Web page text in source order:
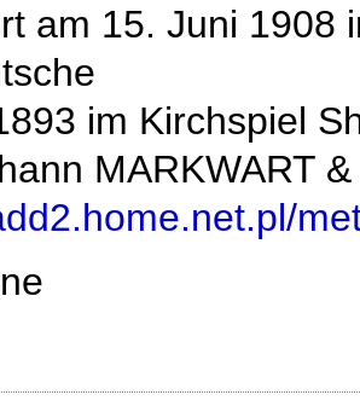
am 15. Juni 1908
im Kirchspiel
MARKWART